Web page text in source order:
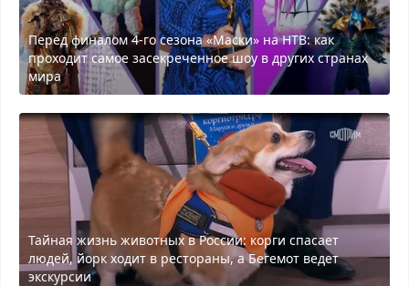
Перед финалом 4-го сезона «Маски» на НТВ: как
проходит самое засекреченное шоу в других странах
мира
Тайная жизнь животных в России: корги спасает
людей, йорк ходит в рестораны, а Бегемот ведет
экскурсии